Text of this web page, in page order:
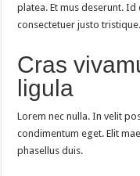
platea. Et mus deserunt.
consectetuer justo
Cras
ligula
Lorem nec nulla. In velit
condimentum eget. Elit
phasellus duis.